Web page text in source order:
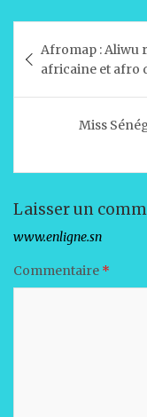
at
s
A
c
e
b
o
k
de
l’article
Afromap : Aliwu
africaine et afro
Miss
Laisser un
Votre adresse e-mail
Les champs obligatoires sont
Commentaire *